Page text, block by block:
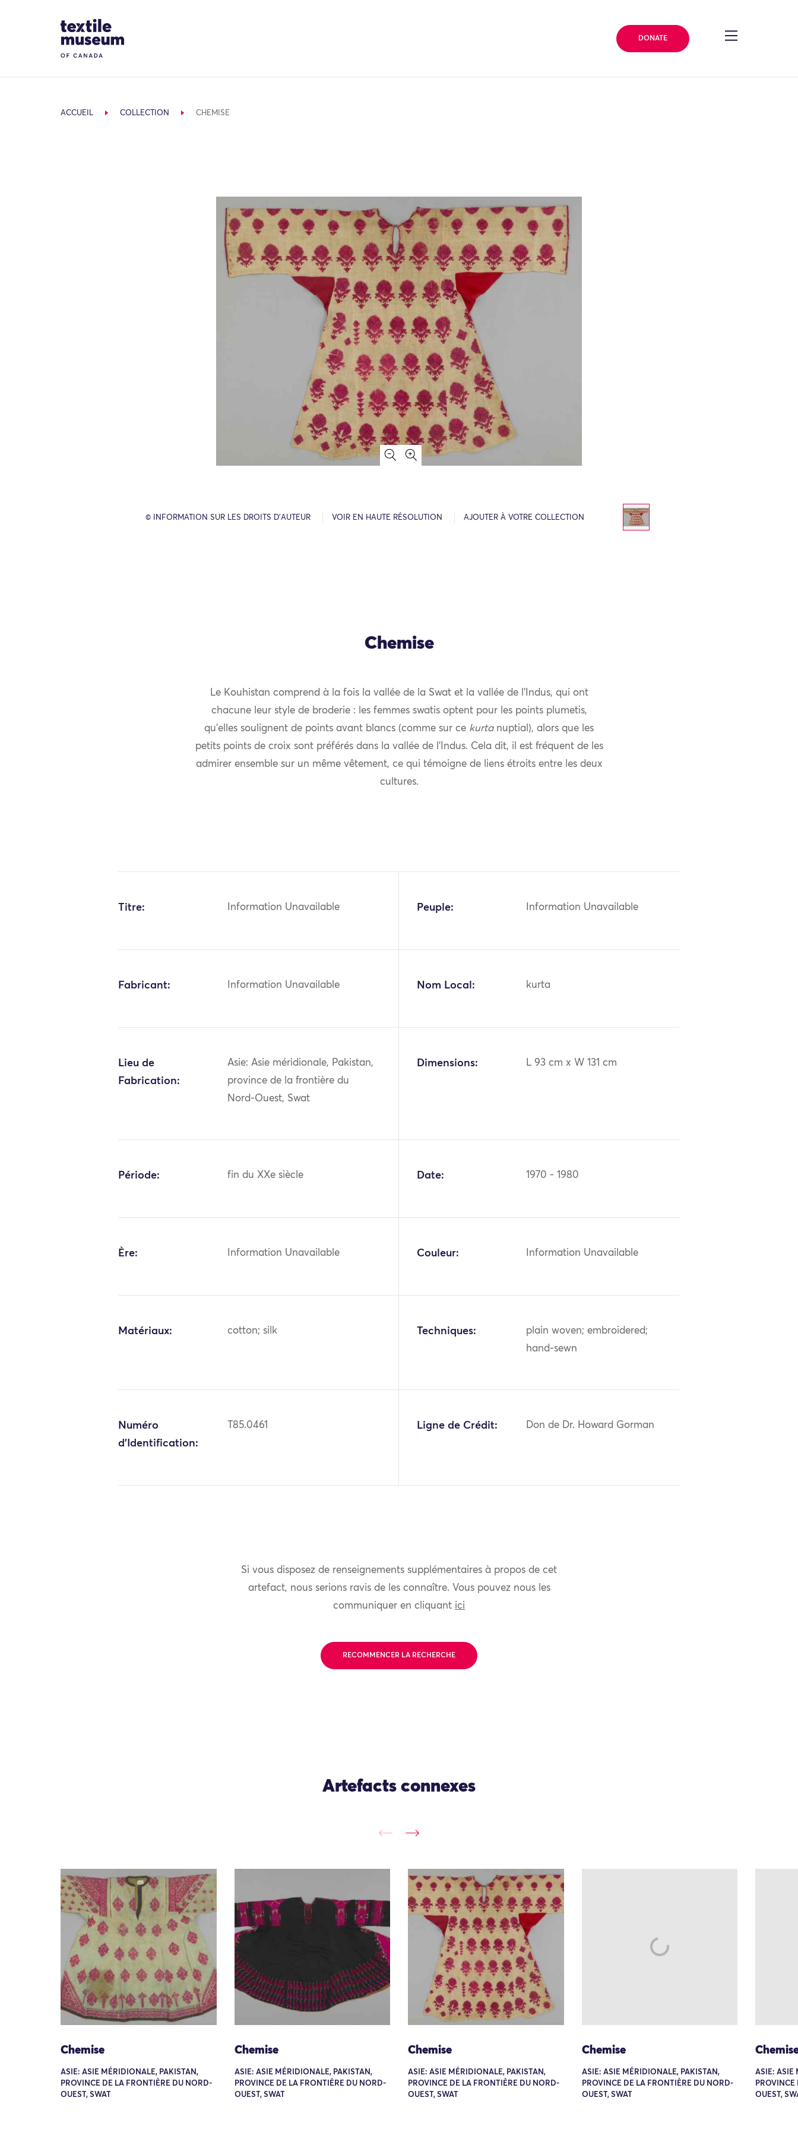
Site Logo
DONATE
ACCUEIL COLLECTION CHEMISE
© INFORMATION SUR LES DROITS D’AUTEUR VOIR EN HAUTE RÉSOLUTION AJOUTER À VOTRE COLLECTION
Chemise
Le Kouhistan comprend à la fois la vallée de la Swat et la vallée de l’Indus, qui ont
chacune leur style de broderie : les femmes swatis optent pour les points plumetis,
qu’elles soulignent de points avant blancs (comme sur ce kurtanuptial), alors que les
petits points de croix sont préférés dans la vallée de l’Indus. Cela dit, il est fréquent de les
admirer ensemble sur un même vêtement, ce qui témoigne de liens étroits entre les deux
cultures.
Titre: Information Unavailable Peuple: Information Unavailable
Fabricant: Information Unavailable Nom Local: kurta
Lieu de
Fabrication:
Asie: Asie méridionale, Pakistan,
province de la frontière du
Nord-Ouest, Swat
Dimensions: L 93 cm x W 131 cm
Période: fin du XXe siècle Date: 1970 - 1980
Ère: Information Unavailable Couleur: Information Unavailable
Matériaux: cotton; silk Techniques:
plain woven; embroidered;
hand-sewn
Numéro
d'Identification:
T85.0461 Ligne de Crédit: Don de Dr. Howard Gorman
Si vous disposez de renseignements supplémentaires à propos de cet
artefact, nous serions ravis de les connaître. Vous pouvez nous les
communiquer en cliquant ici
RECOMMENCER LA RECHERCHE
Artefacts connexes
Chemise
ASIE: ASIE MÉRIDIONALE, PAKISTAN,
PROVINCE DE LA FRONTIÈRE DU NORD-
OUEST, SWAT
Chemise
ASIE: ASIE MÉRIDIONALE, PAKISTAN,
PROVINCE DE LA FRONTIÈRE DU NORD-
OUEST, SWAT
Chemise
ASIE: ASIE MÉRIDIONALE, PAKISTAN,
PROVINCE DE LA FRONTIÈRE DU NORD-
OUEST, SWAT
Chemise
ASIE: ASIE MÉRIDIONALE, PAKISTAN,
PROVINCE DE LA FRONTIÈRE DU NORD-
OUEST, SWAT
ASIE: ASIE
OUEST,